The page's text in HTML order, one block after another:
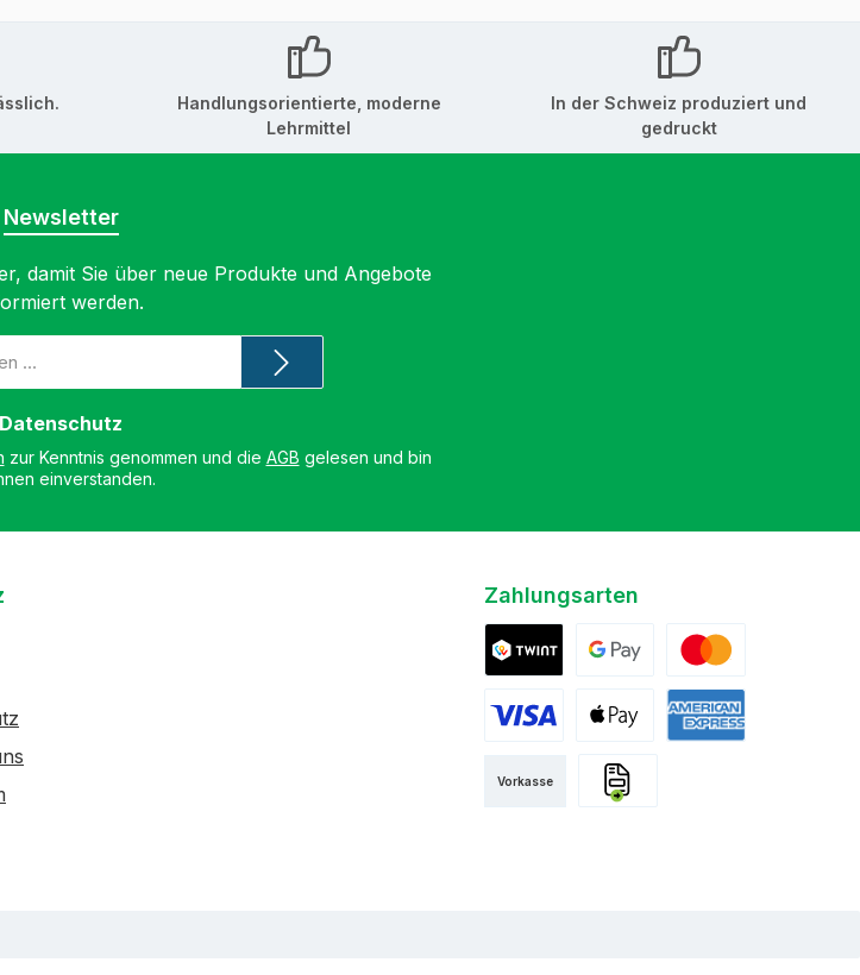
Handlungsorientierte, moderne
Lehrmittel
In der Schweiz produziert und
gedruckt
Newsletter
damit Sie über neue Produkte und Angebote
werden.
Datenschutz
zur Kenntnis genommen und die AGB gelesen und bin
einverstanden.
Zahlungsarten
Google PayMastercard
Vorkasse